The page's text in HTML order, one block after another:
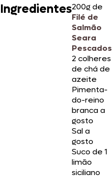
Ingredientes200g de
Filé de
Salmão
Seara
Pescados
2 colheres
de chá de
azeite
Pimenta-
do-reino
branca a
gosto
Sal a
gosto
Suco de 1
limão
siciliano